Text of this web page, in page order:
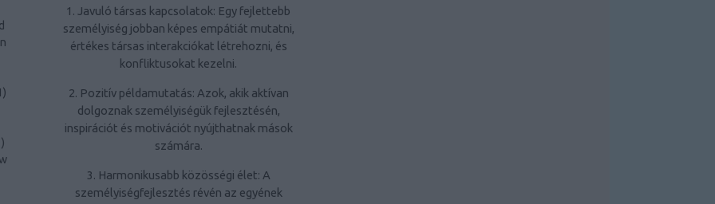
)
)
1. Javuló társas kapcsolatok: Egy fejlettebb
személyiség jobban képes empátiát mutatni,
értékes társas interakciókat létrehozni, és
konfliktusokat kezelni.
2. Pozitív példamutatás: Azok, akik aktívan
dolgoznak személyiségük fejlesztésén,
inspirációt és motivációt nyújthatnak mások
számára.
3. Harmonikusabb közösségi élet: A
személyiségfejlesztés révén az egyének